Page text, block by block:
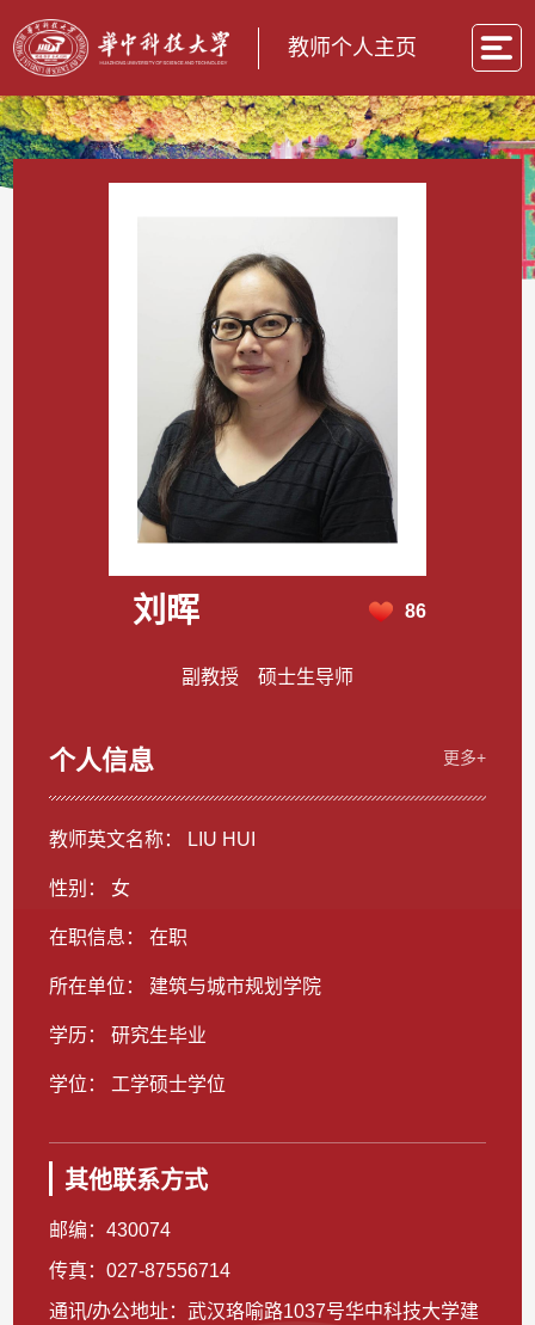
教师个人主页
刘晖 86
副教授 硕士生导师
个人信息 更多+
教师英文名称： LIU HUI
性别： 女
在职信息： 在职
所在单位： 建筑与城市规划学院
学历： 研究生毕业
学位： 工学硕士学位
其他联系方式
邮编：430074
传真：027-87556714
通讯/办公地址：武汉珞喻路1037号华中科技大学建